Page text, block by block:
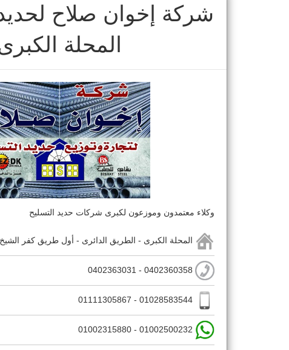
شركة إخوان صلاح
المحلة
وكلاء معتمدون وموزعون لكبرى شركات حديد التسليح
المحلة الكبرى - الطريق الدائرى - أول طريق كفر